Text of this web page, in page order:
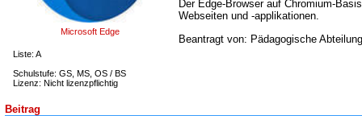
Microsoft Edge
Liste: A
Schulstufe: GS, MS, OS / BS
Lizenz: Nicht lizenzpflichtig
Der Edge-Browser auf Chromium-
Webseiten und -applikationen.
Beantragt von: Pädagogische Abteilung
Beitrag